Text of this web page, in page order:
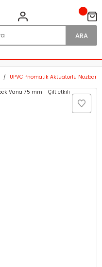
ARA
UPVC Pnömatik Aktüatörlü